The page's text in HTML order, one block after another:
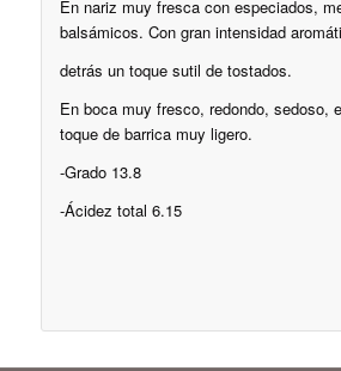
En nariz muy fresca con especiados,
balsámicos. Con gran intensidad
detrás un toque sutil de tostados.
En boca muy fresco, redondo, sedoso,
toque de barrica muy ligero.
-Grado 13.8
-Ácidez total 6.15